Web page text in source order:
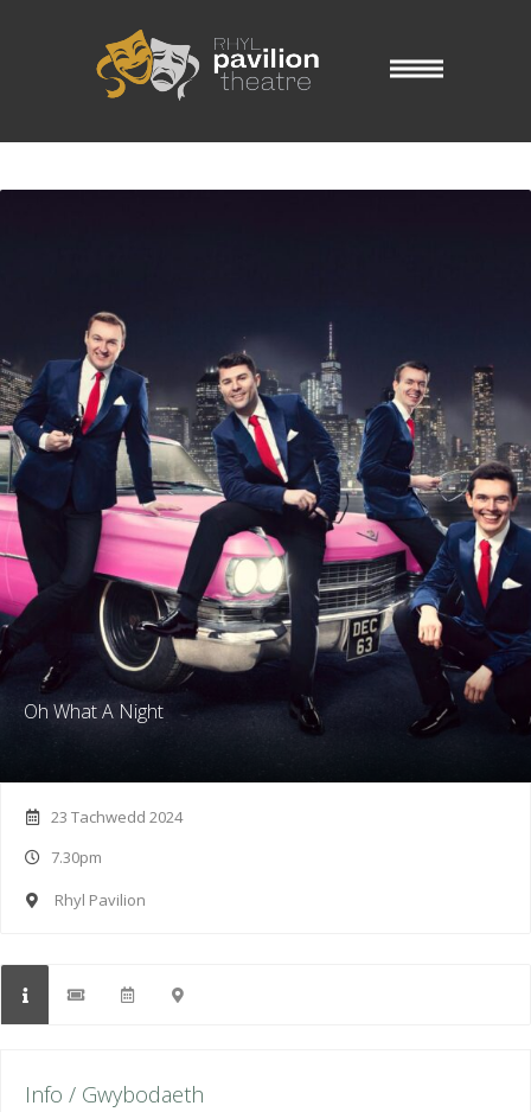
Oh What A Night
23 Tachwedd 2024
7.30pm
Rhyl Pavilion
Info / Gwybodaeth